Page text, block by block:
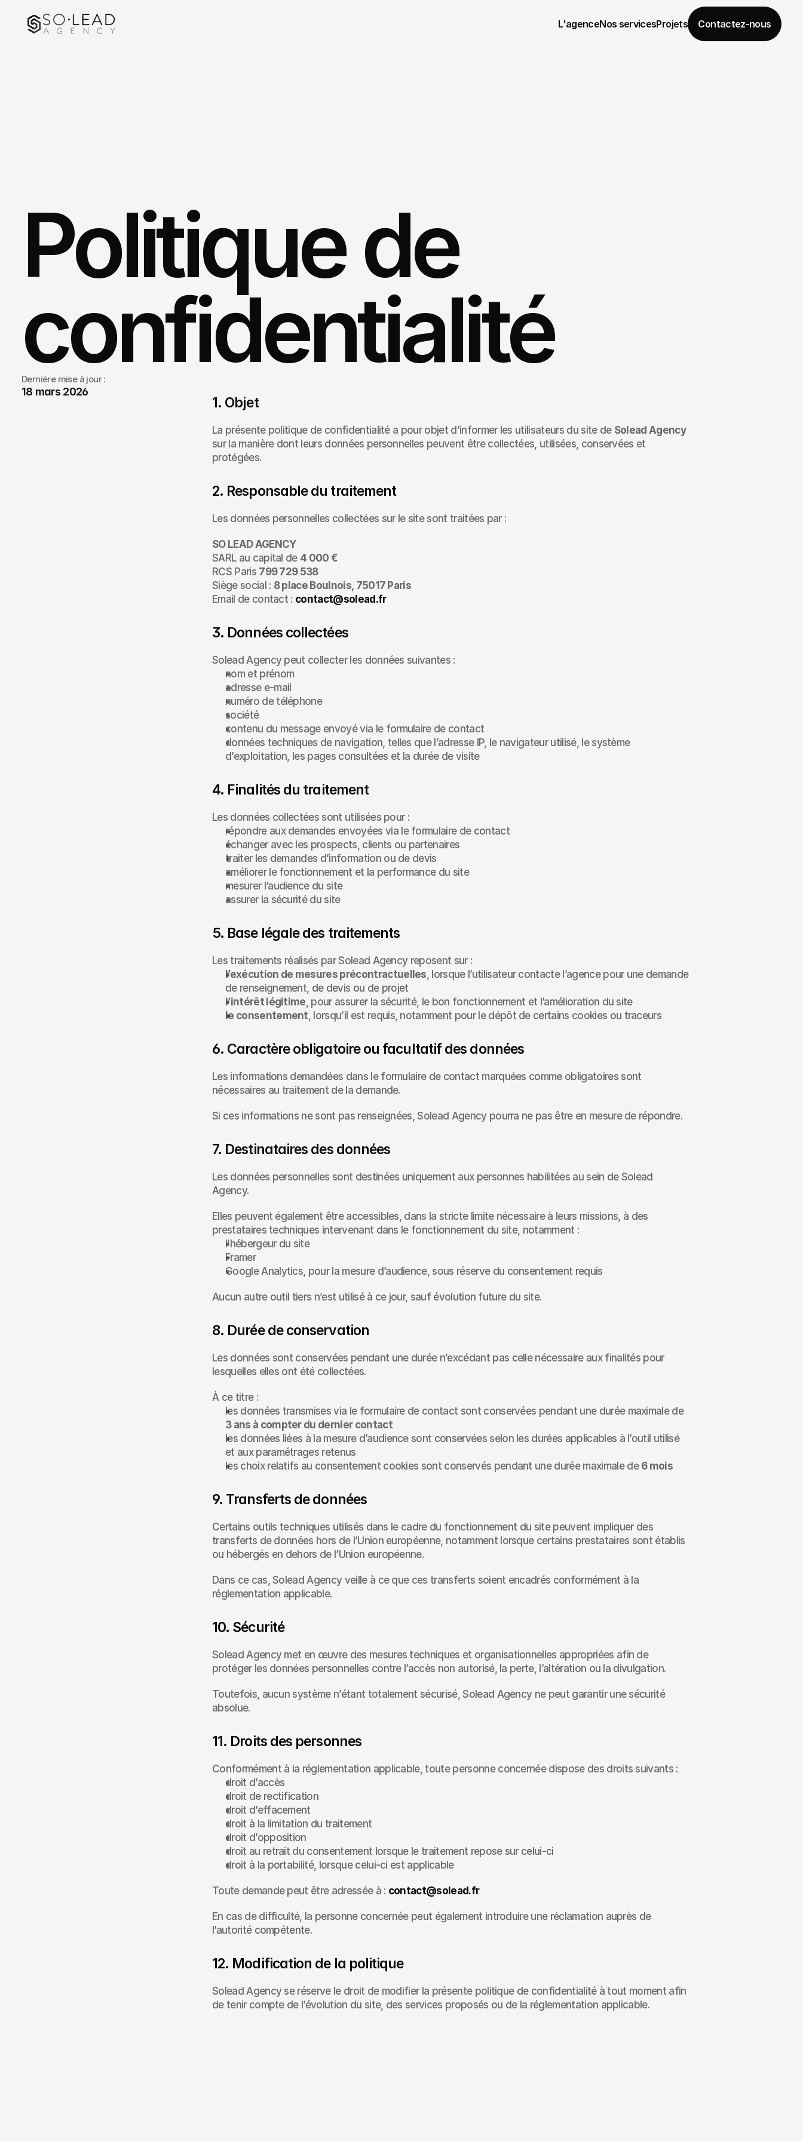
Contactez-nous
L'agence Projets
Nos services
Politique de
confidentialité
Dernière mise à jour :
18 mars 2026
1. Objet
La présente politique de confidentialité a pour objet d’informer les utilisateurs du site de Solead Agency
sur la manière dont leurs données personnelles peuvent être collectées, utilisées, conservées et
protégées.
2. Responsable du traitement
Les données personnelles collectées sur le site sont traitées par :
SO LEAD AGENCY
SARL au capital de 4 000 €
RCS Paris 799 729 538
Siège social : 8 place Boulnois, 75017 Paris
Email de contact : contact@solead.fr
3. Données collectées
Solead Agency peut collecter les données suivantes :
nom et prénom
adresse e-mail
numéro de téléphone
société
contenu du message envoyé via le formulaire de contact
données techniques de navigation, telles que l’adresse IP, le navigateur utilisé, le système
d’exploitation, les pages consultées et la durée de visite
4. Finalités du traitement
Les données collectées sont utilisées pour :
répondre aux demandes envoyées via le formulaire de contact
échanger avec les prospects, clients ou partenaires
traiter les demandes d’information ou de devis
améliorer le fonctionnement et la performance du site
mesurer l’audience du site
assurer la sécurité du site
5. Base légale des traitements
Les traitements réalisés par Solead Agency reposent sur :
l’exécution de mesures précontractuelles, lorsque l’utilisateur contacte l’agence pour une demande
de renseignement, de devis ou de projet
l’intérêt légitime, pour assurer la sécurité, le bon fonctionnement et l’amélioration du site
le consentement, lorsqu’il est requis, notamment pour le dépôt de certains cookies ou traceurs
6. Caractère obligatoire ou facultatif des données
Les informations demandées dans le formulaire de contact marquées comme obligatoires sont
nécessaires au traitement de la demande.
Si ces informations ne sont pas renseignées, Solead Agency pourra ne pas être en mesure de répondre.
7. Destinataires des données
Les données personnelles sont destinées uniquement aux personnes habilitées au sein de Solead
Agency.
Elles peuvent également être accessibles, dans la stricte limite nécessaire à leurs missions, à des
prestataires techniques intervenant dans le fonctionnement du site, notamment :
l’hébergeur du site
Framer
Google Analytics, pour la mesure d’audience, sous réserve du consentement requis
Aucun autre outil tiers n’est utilisé à ce jour, sauf évolution future du site.
8. Durée de conservation
Les données sont conservées pendant une durée n’excédant pas celle nécessaire aux finalités pour
lesquelles elles ont été collectées.
À ce titre :
les données transmises via le formulaire de contact sont conservées pendant une durée maximale de
3 ans à compter du dernier contact
les données liées à la mesure d’audience sont conservées selon les durées applicables à l’outil utilisé
et aux paramétrages retenus
les choix relatifs au consentement cookies sont conservés pendant une durée maximale de 6 mois
9. Transferts de données
Certains outils techniques utilisés dans le cadre du fonctionnement du site peuvent impliquer des
transferts de données hors de l’Union européenne, notamment lorsque certains prestataires sont établis
ou hébergés en dehors de l’Union européenne.
Dans ce cas, Solead Agency veille à ce que ces transferts soient encadrés conformément à la
réglementation applicable.
10. Sécurité
Solead Agency met en œuvre des mesures techniques et organisationnelles appropriées afin de
protéger les données personnelles contre l’accès non autorisé, la perte, l’altération ou la divulgation.
Toutefois, aucun système n’étant totalement sécurisé, Solead Agency ne peut garantir une sécurité
absolue.
11. Droits des personnes
Conformément à la réglementation applicable, toute personne concernée dispose des droits suivants :
droit d’accès
droit de rectification
droit d’effacement
droit à la limitation du traitement
droit d’opposition
droit au retrait du consentement lorsque le traitement repose sur celui-ci
droit à la portabilité, lorsque celui-ci est applicable
Toute demande peut être adressée à : contact@solead.fr
En cas de difficulté, la personne concernée peut également introduire une réclamation auprès de
l’autorité compétente.
12. Modification de la politique
Solead Agency se réserve le droit de modifier la présente politique de confidentialité à tout moment afin
de tenir compte de l’évolution du site, des services proposés ou de la réglementation applicable.